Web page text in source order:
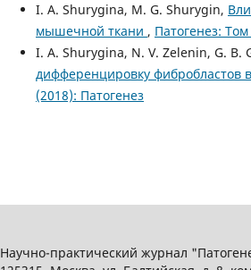
I. A. Shurygina, M. G. Shurygin,
мышечной ткани , Патогенез:
I. A. Shurygina, N. V. Zelenin, G. B.
дифференцировку фибробластов
(2018): Патогенез
Научно-практический журнал